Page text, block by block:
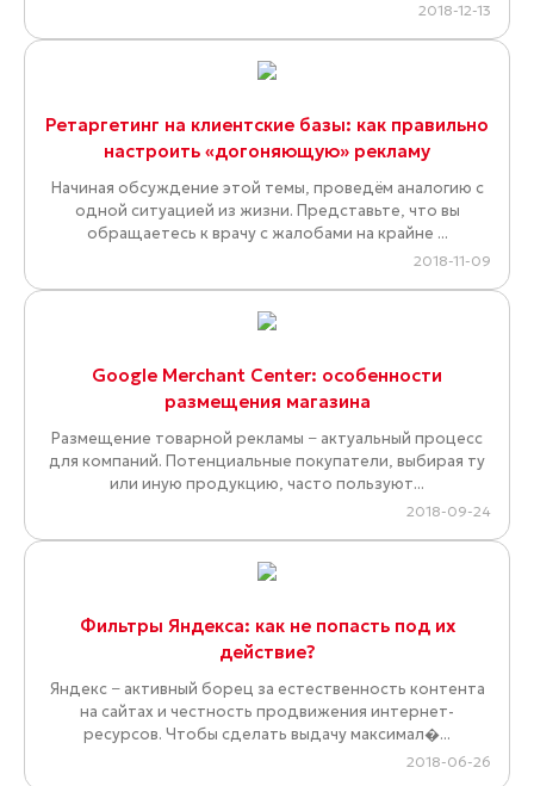
2018-12-13
Ретаргетинг на клиентские базы: как правильно
настроить «догоняющую» рекламу
Начиная обсуждение этой темы, проведём аналогию с
одной ситуацией из жизни. Представьте, что вы
обращаетесь к врачу с жалобами на крайне ...
2018-11-09
Google Merchant Center: особенности
размещения магазина
Размещение товарной рекламы − актуальный процесс
для компаний. Потенциальные покупатели, выбирая ту
или иную продукцию, часто пользуют...
2018-09-24
Фильтры Яндекса: как не попасть под их
действие?
Яндекс − активный борец за естественность контента
на сайтах и честность продвижения интернет-
ресурсов. Чтобы сделать выдачу максимал�...
2018-06-26